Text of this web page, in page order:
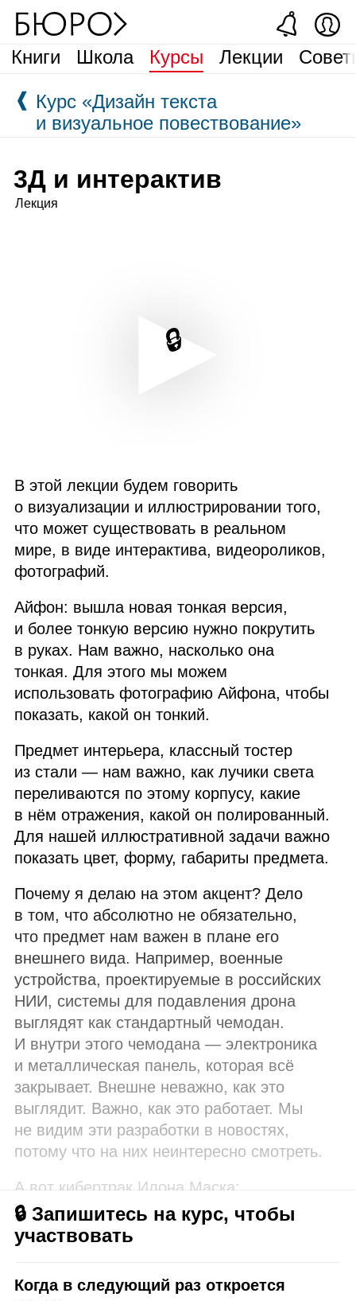
Книги Школа Курсы Лекции
❰ Курс «Дизайн текста
и визуальное повествование»
3Д и интерактив
Лекция
В этой лекции будем говорить
о визуализации и иллюстрировании того,
что может существовать в реальном
мире, в виде интерактива, видеороликов,
фотографий.
Айфон: вышла новая тонкая версия,
и более тонкую версию нужно покрутить
в руках. Нам важно, насколько она
тонкая. Для этого мы можем
использовать фотографию Айфона, чтобы
показать, какой он тонкий.
Предмет интерьера, классный тостер
из стали — нам важно, как лучики света
переливаются по этому корпусу, какие
в нём отражения, какой он полированный.
Для нашей иллюстративной задачи важно
показать цвет, форму, габариты предмета.
Почему я делаю на этом акцент? Дело
в том, что абсолютно не обязательно,
что предмет нам важен в плане его
внешнего вида. Например, военные
устройства, проектируемые в российских
НИИ, системы для подавления дрона
выглядят как стандартный чемодан.
И внутри этого чемодана — электроника
и металлическая панель, которая всё
закрывает. Внешне неважно, как это
выглядит. Важно, как это работает. Мы
не видим эти разработки в новостях,
потому что на них неинтересно смотреть.
А вот кибертрак Илона Маска:
🔒 Запишитесь на курс, чтобы
участвовать
Когда в следующий раз откроется